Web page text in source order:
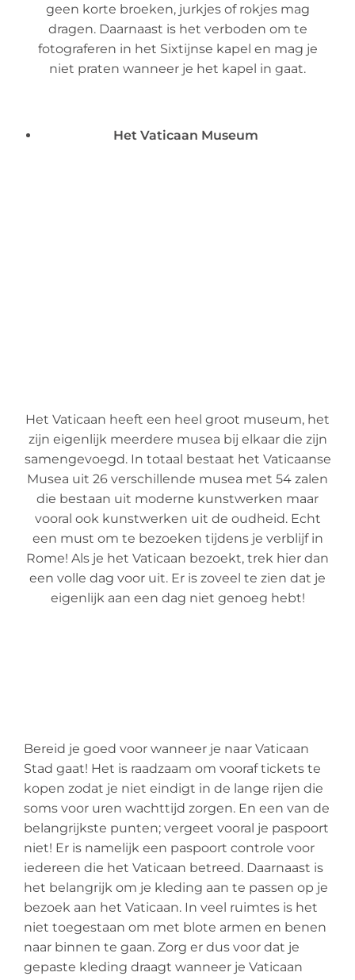
geen korte broeken, jurkjes of rokjes mag
dragen. Daarnaast is het verboden om te
fotograferen in het Sixtijnse kapel en mag je
niet praten wanneer je het kapel in gaat.
Het Vaticaan Museum
Het Vaticaan heeft een heel groot museum, het
zijn eigenlijk meerdere musea bij elkaar die zijn
samengevoegd. In totaal bestaat het Vaticaanse
Musea uit 26 verschillende musea met 54 zalen
die bestaan uit moderne kunstwerken maar
vooral ook kunstwerken uit de oudheid. Echt
een must om te bezoeken tijdens je verblijf in
Rome! Als je het Vaticaan bezoekt, trek hier dan
een volle dag voor uit. Er is zoveel te zien dat je
eigenlijk aan een dag niet genoeg hebt!
Bereid je goed voor wanneer je naar Vaticaan
Stad gaat! Het is raadzaam om vooraf tickets te
kopen zodat je niet eindigt in de lange rijen die
soms voor uren wachttijd zorgen. En een van de
belangrijkste punten; vergeet vooral je paspoort
niet! Er is namelijk een paspoort controle voor
iedereen die het Vaticaan betreed. Daarnaast is
het belangrijk om je kleding aan te passen op je
bezoek aan het Vaticaan. In veel ruimtes is het
niet toegestaan om met blote armen en benen
naar binnen te gaan. Zorg er dus voor dat je
gepaste kleding draagt wanneer je Vaticaan